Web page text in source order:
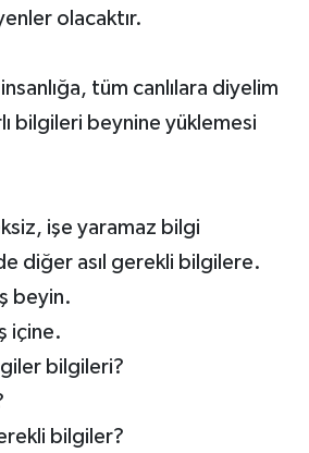
olacaktır.
tüm canlılara diyelim
bilgileri beynine yüklemesi
işe yaramaz bilgi
diğer asıl gerekli bilgilere.
beyin.
içine.
bilgileri?
bilgiler?